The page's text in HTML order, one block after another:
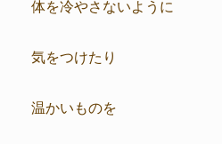
体を冷やさないように
気をつけたり
温かいものを